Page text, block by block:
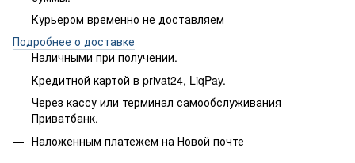
Курьером временно не доставляем
Подробнее о доставке
Наличными при получении.
Кредитной картой в privat24, LiqPay.
Через кассу или терминал самообслуживания
Приватбанк.
Наложенным платежем на Новой почте